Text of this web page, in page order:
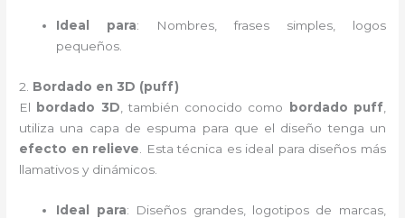
Ideal para: Nombres, frases simples, logos
pequeños.
2. Bordado en 3D (puff)
El
bordado 3D , también conocido como bordado puff,
utiliza una capa de espuma para que el diseño tenga un
efecto en relieve . Esta técnica es ideal para diseños más
llamativos y dinámicos.
Ideal para: Diseños grandes, logotipos de marcas,